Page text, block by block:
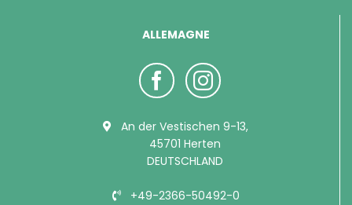
ALLEMAGNE
An der Vestischen 9-13,
45701 Herten
DEUTSCHLAND
+49-2366-50492-0